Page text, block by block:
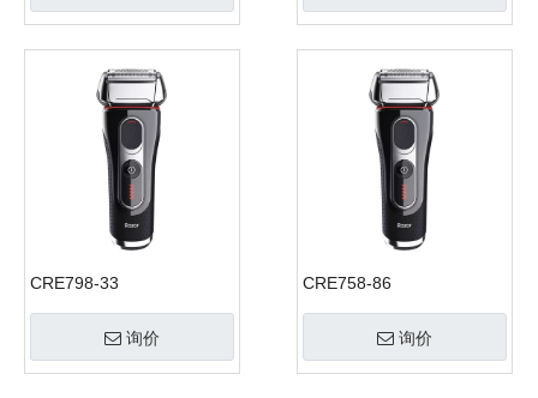
CRE798-33
询价
CRE758-86
询价